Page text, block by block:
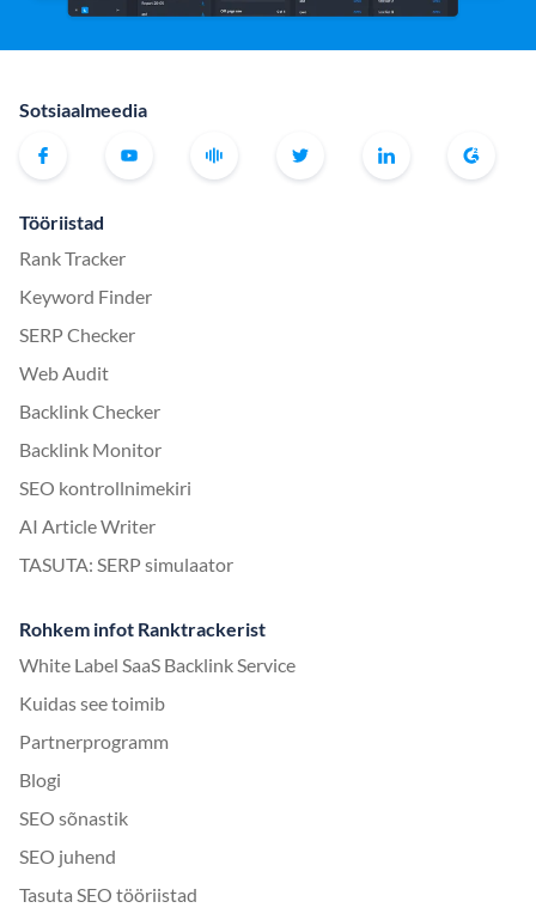
Sotsiaalmeedia
Tööriistad
Rank Tracker
Keyword Finder
SERP Checker
Web Audit
Backlink Checker
Backlink Monitor
SEO kontrollnimekiri
AI Article Writer
TASUTA: SERP simulaator
Rohkem infot Ranktrackerist
White Label SaaS Backlink Service
Kuidas see toimib
Partnerprogramm
Blogi
SEO sõnastik
SEO juhend
Tasuta SEO tööriistad